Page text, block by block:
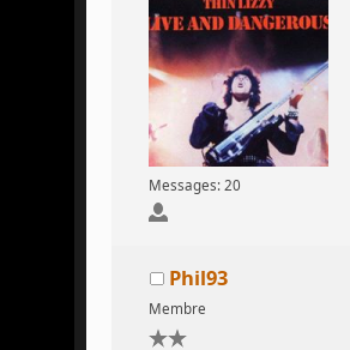
Messages: 20
Phil93
Membre